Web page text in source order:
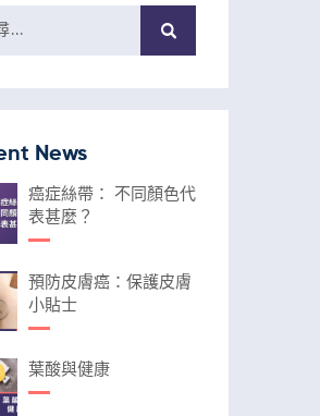
News
癌症絲帶： 不同顏色代
表甚麼？
預防皮膚癌：保護皮膚
小貼士
葉酸與健康